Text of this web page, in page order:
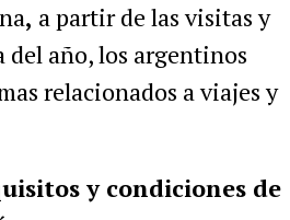
, a partir de las visitas y
del año, los argentinos
relacionados a viajes y
y condiciones de